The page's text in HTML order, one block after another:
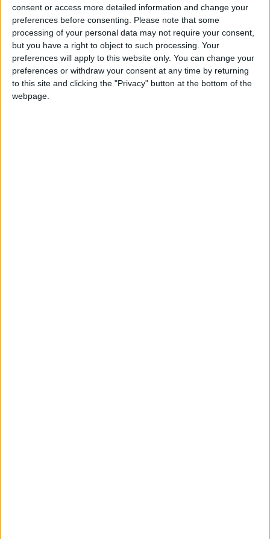
consent or access more detailed information and change your
preferences before consenting.
Please note that some
processing of your personal data may not require your consent,
but you have a right to object to such processing. Your
preferences will apply to this website only. You can change your
preferences or withdraw your consent at any time by returning
to this site and clicking the "Privacy" button at the bottom of the
webpage.
intérieur.»
Hütter n’a pas livré beaucoup d’informations sur la tactique,
mais il n’a pas exclu de jouer avec une défense à quatre : «
défense, nous avons quelques problèmes, avec les
suspensions de Zakaria et Magassa. J’espère que Maripan
sera remis pour le match de dimanche. J’ai deux jours pour